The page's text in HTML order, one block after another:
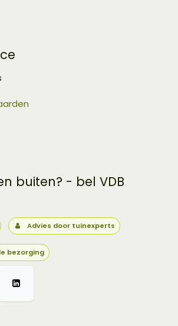
buiten? - bel VDB
Advies door tuinexperts
bezorging